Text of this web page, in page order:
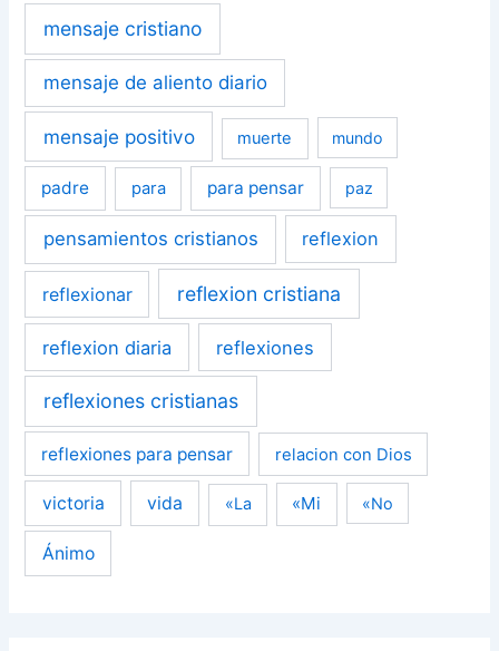
mensaje cristiano
mensaje de aliento diario
mensaje positivo muerte mundo
padre para para pensar paz
pensamientos cristianos reflexion
reflexionar reflexion cristiana
reflexion diaria reflexiones
reflexiones cristianas
reflexiones para pensar relacion con Dios
victoria vida «La «Mi «No
Ánimo